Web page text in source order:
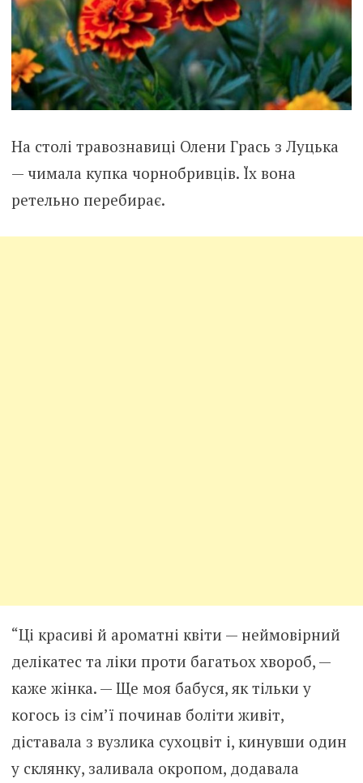
На столі травознавиці Олени Грась з Луцька
— чимала купка чорнобривців. Їх вона
ретельно перебирає.
“Ці красиві й ароматні квіти — неймовірний
делікатес та ліки проти багатьох хвороб, —
каже жінка. — Ще моя бабуся, як тільки у
когось із сім’ї починав бoліти живіт,
діставала з вузлика сухоцвіт і, кинувши один
у склянку, заливала окропом, додавала